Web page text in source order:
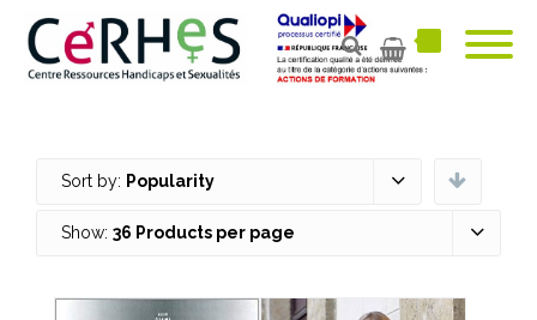
PhoneFacebookTwitterYoutube
Sort by: Popularity
Show: 36 Products per page